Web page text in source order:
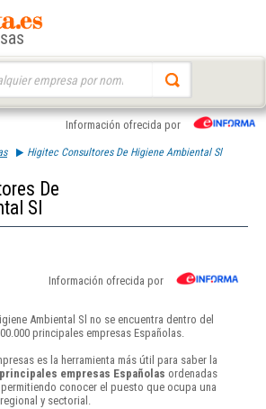
Información ofrecida por
Higitec Consultores De Higiene Ambiental Sl
De
Sl
Información ofrecida por
Ambiental Sl no se encuentra dentro del
principales empresas Españolas.
es la herramienta más útil para saber la
empresas Españolas ordenadas
conocer el puesto que ocupa una
y sectorial.